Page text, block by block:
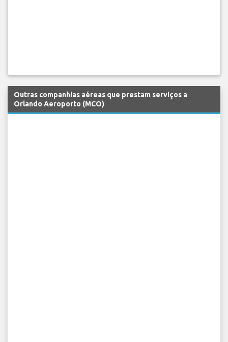
Outras companhias aéreas que prestam serviços a
Orlando Aeroporto (MCO)